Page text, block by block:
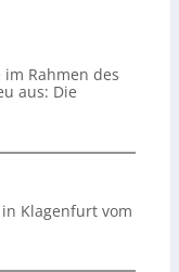
Rahmen des
aus: Die
Klagenfurt vom